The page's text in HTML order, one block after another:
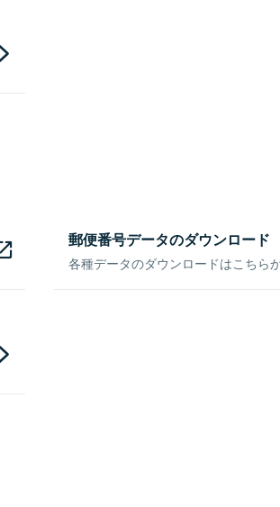
郵便番号データのダウンロード
各種データのダウンロードはこちら